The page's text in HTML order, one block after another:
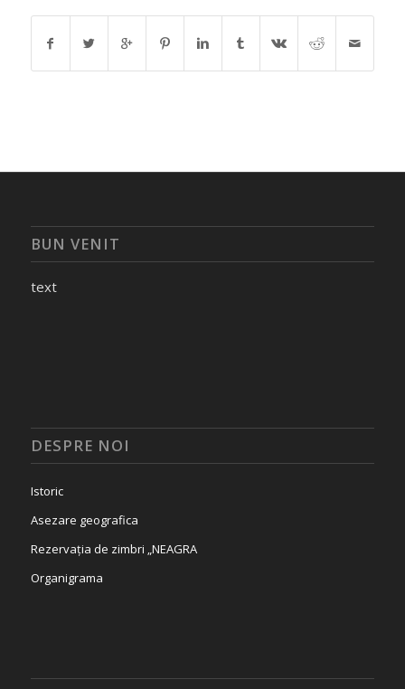
BUN VENIT
text
DESPRE NOI
Istoric
Asezare geografica
Rezervația de zimbri „NEAGRA
Organigrama